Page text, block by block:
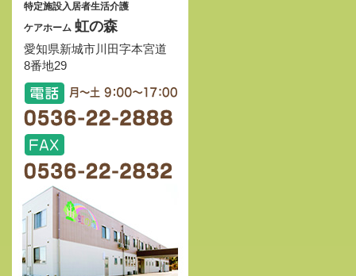
特定施設入居者生活介護
ケアホーム 虹の森
愛知県新城市川田字本宮道
8番地29